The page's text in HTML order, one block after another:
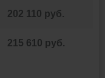
202 110 руб.
215 610 руб.